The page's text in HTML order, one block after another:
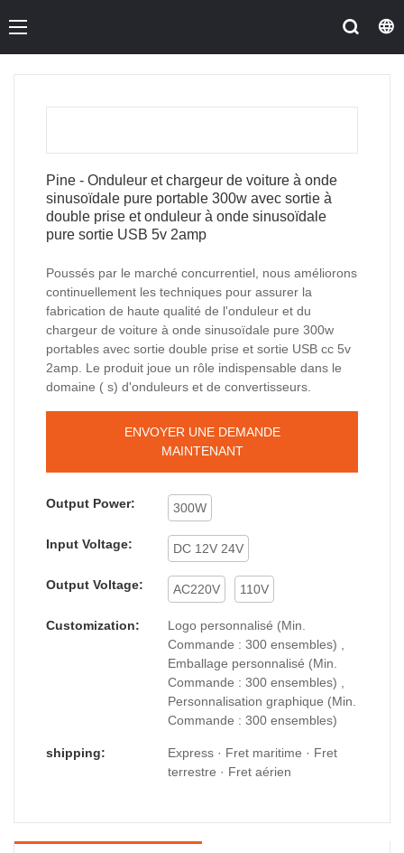
Pine - Onduleur et chargeur de voiture à onde
sinusoïdale pure portable 300w avec sortie à
double prise et onduleur à onde sinusoïdale
pure sortie USB 5v 2amp
Poussés par le marché concurrentiel, nous améliorons
continuellement les techniques pour assurer la
fabrication de haute qualité de l'onduleur et du
chargeur de voiture à onde sinusoïdale pure 300w
portables avec sortie double prise et sortie USB cc 5v
2amp. Le produit joue un rôle indispensable dans le
domaine ( s) d'onduleurs et de convertisseurs.
ENVOYER UNE DEMANDE
MAINTENANT
Output Power: 300W
Input Voltage: DC 12V 24V
Output Voltage: AC220V 110V
Customization:
Logo personnalisé (Min.
Commande : 300 ensembles) ,
Emballage personnalisé (Min.
Commande : 300 ensembles) ,
Personnalisation graphique (Min.
Commande : 300 ensembles)
shipping:
Express · Fret maritime · Fret
terrestre · Fret aérien